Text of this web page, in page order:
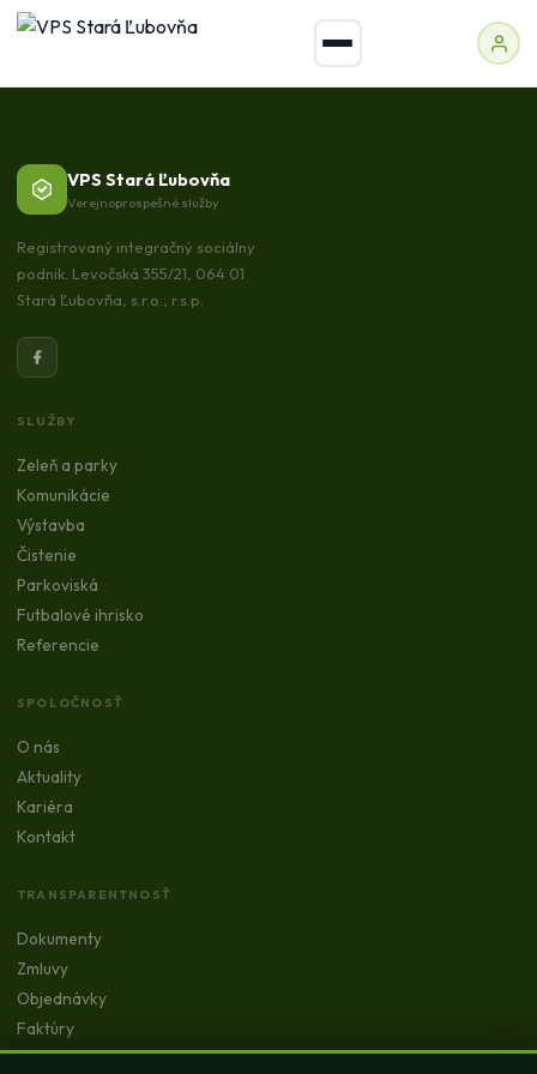
VPS Stará Ľubovňa
Verejnoprospešné služby
Registrovaný integračný sociálny
podnik. Levočská 355/21, 064 01
Stará Ľubovňa, s.r.o., r.s.p.
SLUŽBY
Zeleň a parky
Komunikácie
Výstavba
Čistenie
Parkoviská
Futbalové ihrisko
Referencie
SPOLOČNOSŤ
O nás
Aktuality
Kariéra
Kontakt
TRANSPARENTNOSŤ
Dokumenty
Zmluvy
Objednávky
Faktúry